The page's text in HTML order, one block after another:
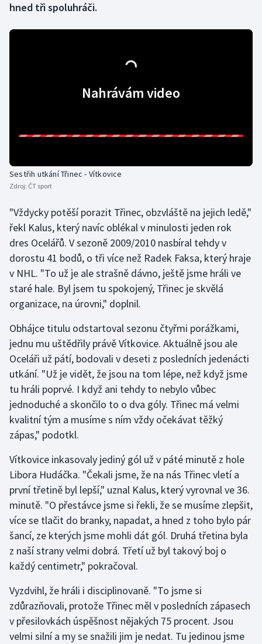
Judo
Krasobruslení
Lezení
Lyže a snowboard
Moderní pětiboj
Motorsport
Olympijské hry
Parasport
Plavání
Plážový volejbal
Ragby
Rychlobruslení
Rychlostní kanoistika
Short track
Stolní tenis
Triatlon
hned tři spoluhráči.
Nahrávám video
Sestřih utkání Třinec - Vítkovice
Zdroj: ČT sport
"Vždycky potěší porazit Třinec, obzvláště na jejich ledě,"
řekl Kalus, který navíc oblékal v minulosti jeden rok
dres Ocelářů. V sezoně 2009/2010 nasbíral tehdy v
dorostu 41 bodů, o tři více než Radek Faksa, který hraje
v NHL. "To už je ale strašně dávno, ještě jsme hráli ve
staré hale. Byl jsem tu spokojený, Třinec je skvělá
organizace, na úrovni," doplnil.
Obhájce titulu odstartoval sezonu čtyřmi porážkami,
jednu mu uštědřily právě Vítkovice. Aktuálně jsou ale
Oceláři už pátí, bodovali v deseti z posledních jedenácti
utkání. "Už je vidět, že jsou na tom lépe, než když jsme
tu hráli poprvé. I když ani tehdy to nebylo vůbec
jednoduché a skončilo to o dva góly. Třinec má velmi
kvalitní tým a musíme s ním vždy očekávat těžký
zápas," podotkl.
Vítkovice inkasovaly jediný gól už v páté minutě z hole
Libora Hudáčka. "Čekali jsme, že na nás Třinec vletí a
první třetině byl lepší," uznal Kalus, který vyrovnal ve 36.
minutě. "O přestávce jsme si řekli, že se musíme zlepšit,
více se tlačit do branky, napadat, a hned z toho bylo pár
šancí, ze kterých jsme mohli dát gól. Druhá třetina byla
z naší strany velmi dobrá. Třetí už byl takový boj o
každý centimetr," pokračoval.
Vyzdvihl, že hráli i disciplinovaně. "To jsme si
zdůrazňovali, protože Třinec měl v posledních zápasech
v přesilovkách úspěšnost nějakých 75 procent. Jsou
velmi silní a my se snažili jim je nedat. Tu jedinou jsme